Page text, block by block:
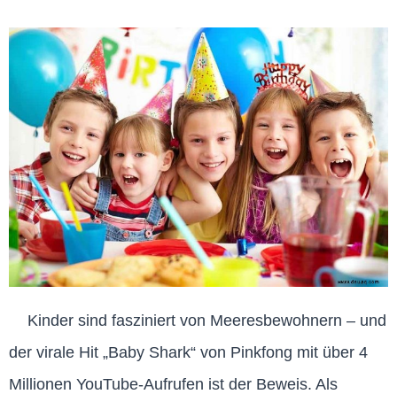
Kinder sind fasziniert von Meeresbewohnern – und
der virale Hit „Baby Shark“ von Pinkfong mit über 4
Millionen YouTube-Aufrufen ist der Beweis. Als